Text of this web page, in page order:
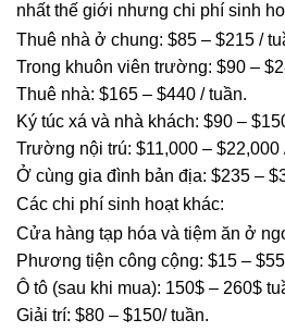
nhất thế giới nhưng chi phí sinh
Thuê nhà ở chung: $85 – $215 /
Trong khuôn viên trường: $90 –
Thuê nhà: $165 – $440 / tuần.
Ký túc xá và nhà khách: $90 –
Trường nội trú: $11,000 – $22,000
Ở cùng gia đình bản địa: $235 –
Các chi phí sinh hoạt khác:
Cửa hàng tạp hóa và tiệm ăn ở
Phương tiện công cộng: $15 –
Ô tô (sau khi mua): 150$ – 260$
Giải trí: $80 – $150/ tuần.